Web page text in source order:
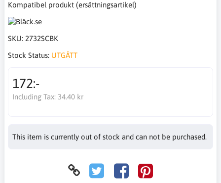
Kompatibel produkt (ersättningsartikel)
SKU: 2732SCBK
Stock Status: UTGÅTT
172:-
Including Tax: 34.40 kr
This item is currently out of stock and can not be purchased.